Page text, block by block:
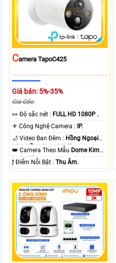
CAmera TapoC425
Giá bán: 5%-35%
Giá Gốc:
️👀 Độ sắc nét : FULL HD 1080P .
⚜️ Công Nghệ Camera : IP.
🌙 Video Ban Đêm : Hồng Ngoại
10m Hồng Ngoại SMD.
👑 Camera Theo Mẫu Dome Kim
loại + Nhựa.
️ƒ Điểm Nỗi Bật :Thu Âm.